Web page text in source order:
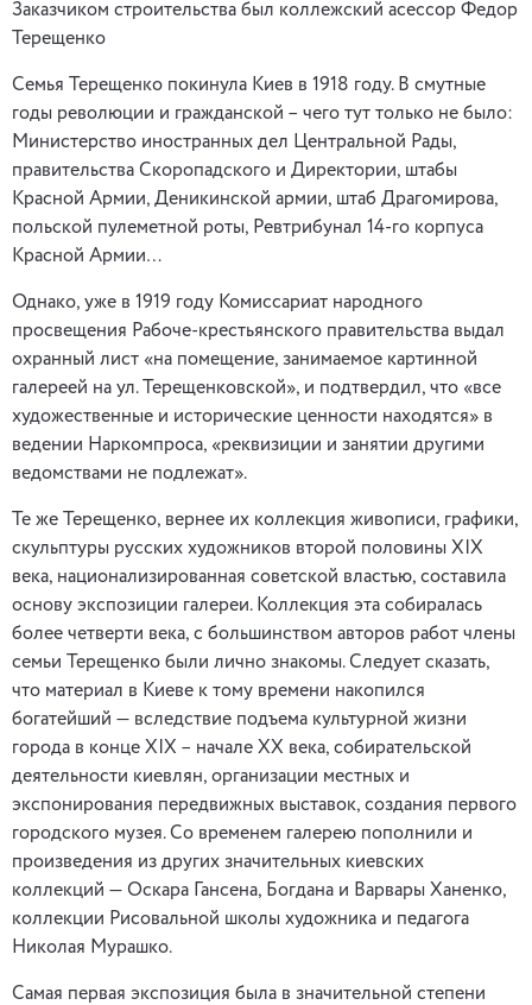
Заказчиком строительства был коллежский асессор Федор
Терещенко
Семья Терещенко покинула Киев в 1918 году. В смутные
годы революции и гражданской – чего тут только не было:
Министерство иностранных дел Центральной Рады,
правительства Скоропадского и Директории, штабы
Красной Армии, Деникинской армии, штаб Драгомирова,
польской пулеметной роты, Ревтрибунал 14-го корпуса
Красной Армии…
Однако, уже в 1919 году Комиссариат народного
просвещения Рабоче-крестьянского правительства выдал
охранный лист «на помещение, занимаемое картинной
галереей на ул. Терещенковской», и подтвердил, что «все
художественные и исторические ценности находятся» в
ведении Наркомпроса, «реквизиции и занятии другими
ведомствами не подлежат».
Те же Терещенко, вернее их коллекция живописи, графики,
скульптуры русских художников второй половины ХIХ
века, национализированная советской властью, составила
основу экспозиции галереи. Коллекция эта собиралась
более четверти века, с большинством авторов работ члены
семьи Терещенко были лично знакомы. Следует сказать,
что материал в Киеве к тому времени накопился
богатейший — вследствие подъема культурной жизни
города в конце ХIХ – начале ХХ века, собирательской
деятельности киевлян, организации местных и
экспонирования передвижных выставок, создания первого
городского музея. Со временем галерею пополнили и
произведения из других значительных киевских
коллекций — Оскара Гансена, Богдана и Варвары Ханенко,
коллекции Рисовальной школы художника и педагога
Николая Мурашко.
Самая первая экспозиция была в значительной степени